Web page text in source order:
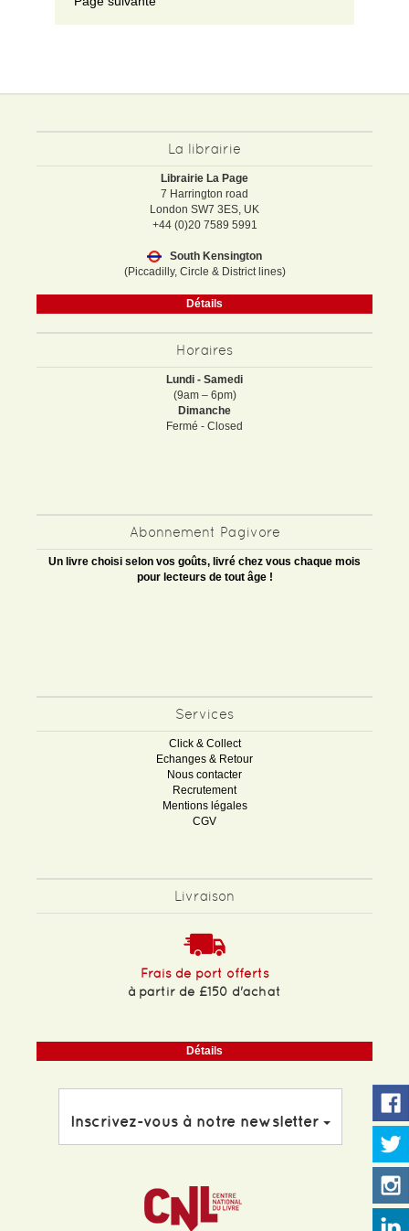
La librairie
Librairie La Page
7 Harrington road
London SW7 3ES, UK
+44 (0)20 7589 5991
South Kensington
(Piccadilly, Circle & District lines)
Détails
Horaires
Lundi - Samedi
(9am – 6pm)
Dimanche
Fermé - Closed
Abonnement Pagivore
Un livre choisi selon vos goûts, livré chez vous chaque mois
pour lecteurs de tout âge !
Services
Click & Collect
Echanges & Retour
Nous contacter
Recrutement
Mentions légales
CGV
Livraison
Frais de port offerts
à partir de £150 d'achat
Détails
Inscrivez-vous à notre newsletter